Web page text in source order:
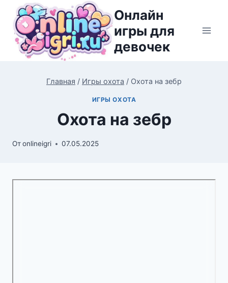
Перейти
содержимому
Онлайн
игры для
девочек
Главная / Игры охота / Охота на зебр
ИГРЫ ОХОТА
Охота на зебр
Отonlineigri 07.05.2025